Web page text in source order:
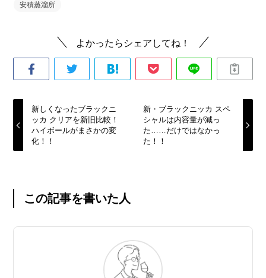
安積蒸溜所
よかったらシェアしてね！
新しくなったブラックニ
ッカ クリアを新旧比較！
ハイボールがまさかの変
化！！
新・ブラックニッカ スペ
シャルは内容量が減っ
た……だけではなかっ
た！！
この記事を書いた人